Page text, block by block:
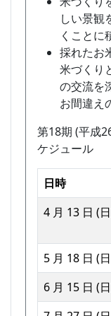
しい景観
くことに
採れたお
米づくり
の交流を
お間違え
第18期 (平成
ケジュール
日時
4 月 13 日 (
5 月 18 日 (
6 月 15 日 (